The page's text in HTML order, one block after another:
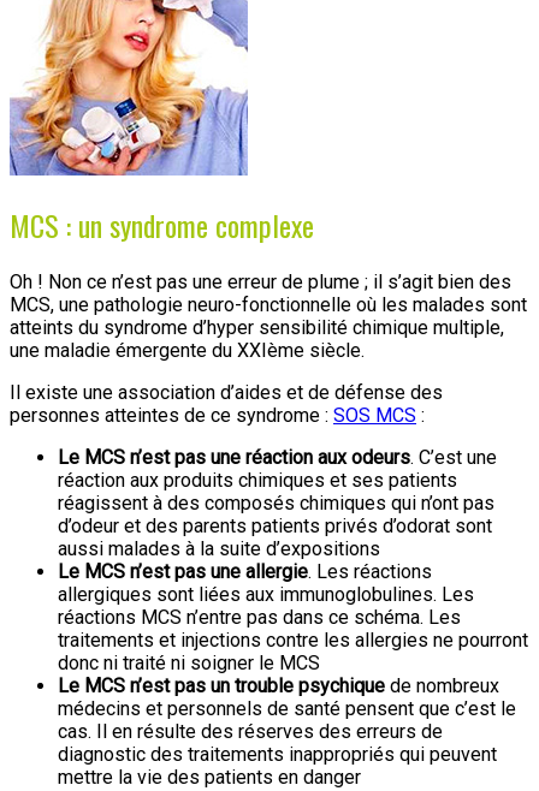
MCS : un syndrome complexe
Oh ! Non ce n’est pas une erreur de plume ; il s’agit bien des
MCS, une pathologie neuro-fonctionnelle où les malades sont
atteints du syndrome d’hyper sensibilité chimique multiple,
une maladie émergente du XXIème siècle.
Il existe une association d’aides et de défense des
personnes atteintes de ce syndrome : SOS MCS :
Le MCS n’est pas une réaction aux odeurs. C’est une
réaction aux produits chimiques et ses patients
réagissent à des composés chimiques qui n’ont pas
d’odeur et des parents patients privés d’odorat sont
aussi malades à la suite d’expositions
Le MCS n’est pas une allergie. Les réactions
allergiques sont liées aux immunoglobulines. Les
réactions MCS n’entre pas dans ce schéma. Les
traitements et injections contre les allergies ne pourront
donc ni traité ni soigner le MCS
Le MCS n’est pas un trouble psychique de nombreux
médecins et personnels de santé pensent que c’est le
cas. Il en résulte des réserves des erreurs de
diagnostic des traitements inappropriés qui peuvent
mettre la vie des patients en danger